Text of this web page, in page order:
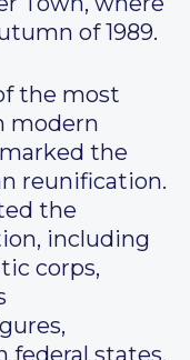
of 1989.
the most
modern
the
reunification.
the
including
corps,